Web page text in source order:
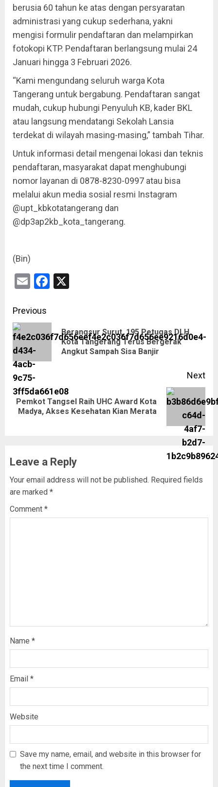
berusia 60 tahun ke atas dengan persyaratan
administrasi yang cukup sederhana, yakni
mengisi formulir pendaftaran dan melampirkan
fotokopi KTP. Pendaftaran berlangsung mulai 24
Januari hingga 3 Februari 2026.
“Kami mengundang seluruh warga Kota
Tangerang untuk bergabung. Pendaftaran sangat
mudah, cukup hubungi Penyuluh KB, kader BKL
atau langsung mendatangi Sekolah Lansia
terdekat di wilayah masing-masing,” tambah Tihar.
Untuk informasi detail mengenai lokasi dan teknis
pendaftaran, masyarakat dapat menghubungi
nomor layanan di 0878-8230-0997 atau bisa
melalui akun media sosial resmi Instagram
@upt_kbkotatangerang dan
@dp3ap2kb_kota_tangerang.
(Bin)
EmailFacebook
Previous
Berangsur Surut, 195 Petugas DLH
Kota Tangerang Terus Bergerak
Angkut Sampah Sisa Banjir
Next
Pemkot Tangsel Raih UHC Award Kota
Madya, Akses Kesehatan Kian Merata
Leave a Reply
Your email address will not be published. Required fields
are marked *
Comment *
Name *
Email *
Website
Save my name, email, and website in this browser for
the next time I comment.